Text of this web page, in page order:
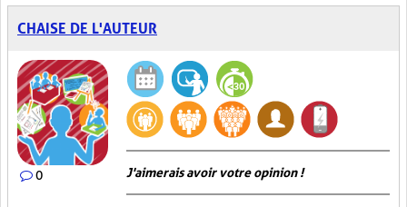
CHAISE DE L'AUTEUR
0 J'aimerais avoir votre opinion !